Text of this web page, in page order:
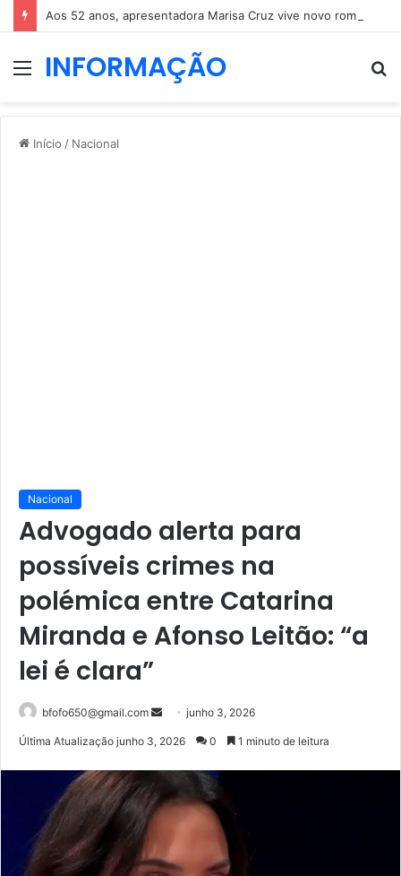
MenuINFORMAÇÃO
Início / Nacional
Nacional
Advogado alerta para
possíveis crimes na
polémica entre Catarina
Miranda e Afonso Leitão: “a
lei é clara”
bfofo650@gmail.com
Mande
mail
junho 3, 2026
Última Atualização junho 3, 2026 0 1 minuto de leitura